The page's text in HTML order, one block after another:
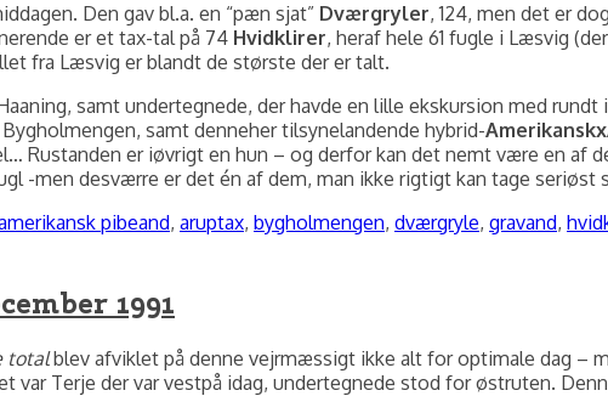
Den gav bl.a. en “pæn sjat” Dværgryler, 124, men det er
er et tax-tal på 74 Hvidklirer, heraf hele 61 fugle i Læsvig
fra Læsvig er blandt de største der er talt.
samt undertegnede, der havde en lille ekskursion med rundt
samt denneher tilsynelandende hybrid-
Rustanden er iøvrigt en hun – og derfor kan det nemt være en af
-men desværre er det én af dem, man ikke rigtigt kan tage seriøst
pibeand, aruptax, bygholmengen, dværgryle, gravand,
1991
totalblev afviklet på denne vejrmæssigt ikke alt for optimale dag –
Terje der var vestpå idag, undertegnede stod for østruten.